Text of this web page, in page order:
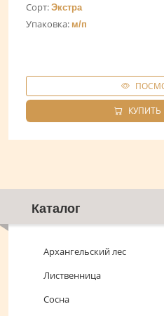
Сорт: Экстра
Упаковка: м/п
КУПИТЬ
Каталог
Архангельский лес
Лиственница
Сосна